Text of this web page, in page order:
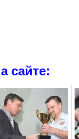
сайте: